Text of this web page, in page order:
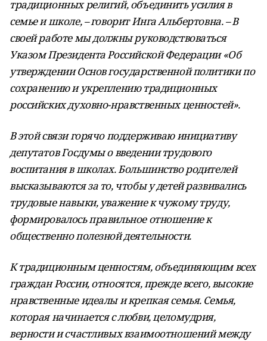
традиционных религий, объединить усилия в
семье и школе, – говорит Инга Альбертовна. – В
своей работе мы должны руководствоваться
Указом Президента Российской Федерации «Об
утверждении Основ государственной политики по
сохранению и укреплению традиционных
российских духовно-нравственных ценностей».
В этой связи горячо поддерживаю инициативу
депутатов Госдумы о введении трудового
воспитания в школах. Большинство родителей
высказываются за то, чтобы у детей развивались
трудовые навыки, уважение к чужому труду,
формировалось правильное отношение к
общественно полезной деятельности.
К традиционным ценностям, объединяющим всех
граждан России, относятся, прежде всего, высокие
нравственные идеалы и крепкая семья. Семья,
которая начинается с любви, целомудрия,
верности и счастливых взаимоотношений между